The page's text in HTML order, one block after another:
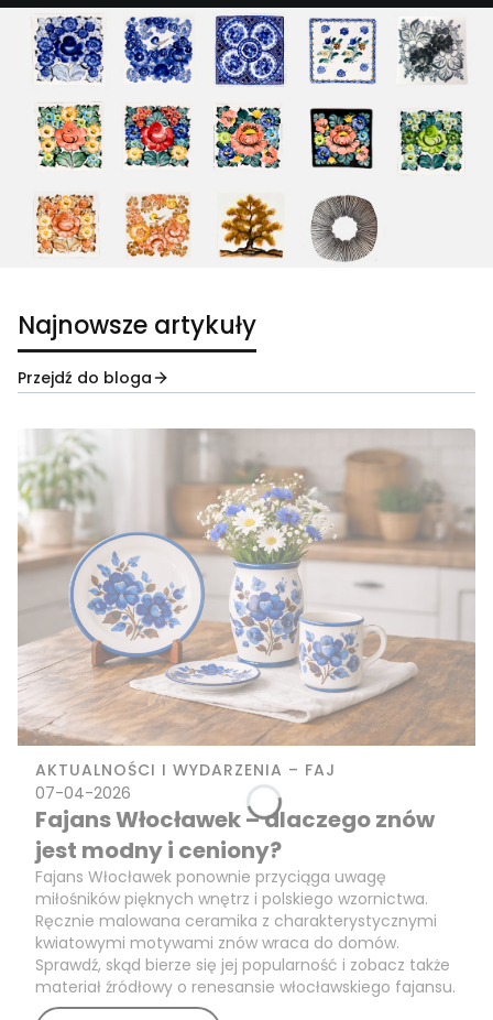
Najnowsze artykuły
Przejdź do bloga
AKTUALNOŚCI I WYDARZENIA – FAJ
07-04-2026
Fajans Włocławek – dlaczego znów
jest modny i ceniony?
Fajans Włocławek ponownie przyciąga uwagę
miłośników pięknych wnętrz i polskiego wzornictwa.
Ręcznie malowana ceramika z charakterystycznymi
kwiatowymi motywami znów wraca do domów.
Sprawdź, skąd bierze się jej popularność i zobacz także
materiał źródłowy o renesansie włocławskiego fajansu.